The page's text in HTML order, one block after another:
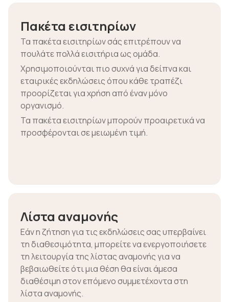
Πακέτα εισιτηρίων
Τα πακέτα εισιτηρίων σάς επιτρέπουν να
πουλάτε πολλά εισιτήρια ως ομάδα.
Χρησιμοποιούνται πιο συχνά για δείπνα και
εταιρικές εκδηλώσεις όπου κάθε τραπέζι
προορίζεται για χρήση από έναν μόνο
οργανισμό.
Τα πακέτα εισιτηρίων μπορούν προαιρετικά να
προσφέρονται σε μειωμένη τιμή.
Λίστα αναμονής
Εάν η ζήτηση για τις εκδηλώσεις σας υπερβαίνει
τη διαθεσιμότητα, μπορείτε να ενεργοποιήσετε
τη λειτουργία της λίστας αναμονής για να
βεβαιωθείτε ότι μια θέση θα είναι άμεσα
διαθέσιμη στον επόμενο συμμετέχοντα στη
λίστα αναμονής.